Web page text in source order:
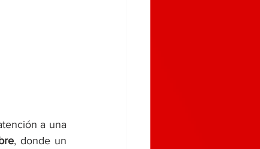
a una
, donde un